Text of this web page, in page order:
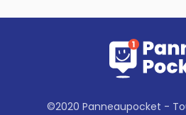
©2020 Panneaupocket -